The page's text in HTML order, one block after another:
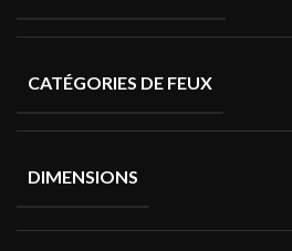
CATÉGORIES DE FEUX
DIMENSIONS